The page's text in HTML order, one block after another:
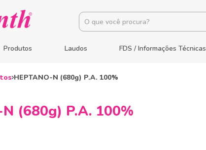
Produtos Laudos FDS / Informações Técnicas
HEPTANO-N (680g) P.A. 100%
(680g) P.A. 100%